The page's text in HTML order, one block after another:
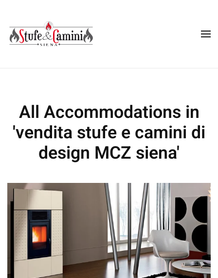
Skip
to
All Accommodations in
'vendita stufe e camini di
design MCZ siena'